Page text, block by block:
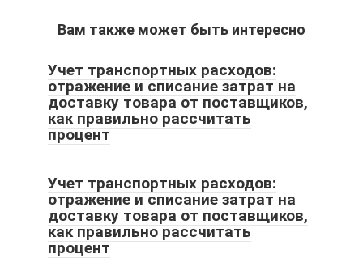
Вам также может быть интересно
Учет транспортных расходов:
отражение и списание затрат на
доставку товара от поставщиков,
как правильно рассчитать
процент
Учет транспортных расходов:
отражение и списание затрат на
доставку товара от поставщиков,
как правильно рассчитать
процент